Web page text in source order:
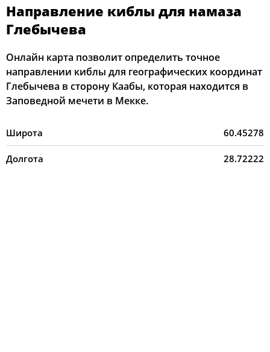
Направление киблы для намаза
Глебычева
Онлайн карта позволит определить точное
направлении киблы для географических координат
Глебычева в сторону Каабы, которая находится в
Заповедной мечети в Мекке.
Широта 60.45278
Долгота 28.72222